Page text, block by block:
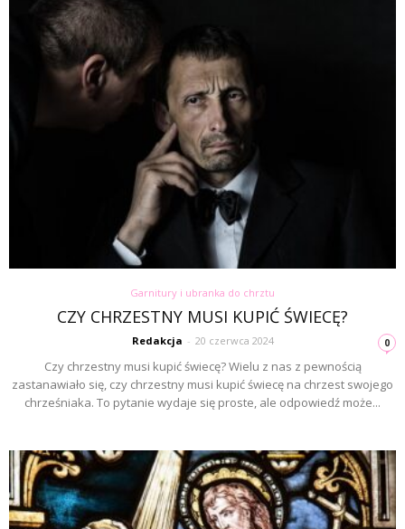
Garnitury i ubranka do chrztu
CZY CHRZESTNY MUSI KUPIĆ ŚWIECĘ?
Redakcja - 20 czerwca 2024 0
Czy chrzestny musi kupić świecę? Wielu z nas z pewnością
zastanawiało się, czy chrzestny musi kupić świecę na chrzest swojego
chrześniaka. To pytanie wydaje się proste, ale odpowiedź może...